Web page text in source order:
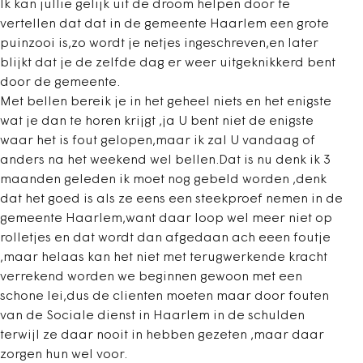
Ik kan jullie gelijk uit de droom helpen door te
vertellen dat dat in de gemeente Haarlem een grote
puinzooi is,zo wordt je netjes ingeschreven,en later
blijkt dat je de zelfde dag er weer uitgeknikkerd bent
door de gemeente.
Met bellen bereik je in het geheel niets en het enigste
wat je dan te horen krijgt ,ja U bent niet de enigste
waar het is fout gelopen,maar ik zal U vandaag of
anders na het weekend wel bellen.Dat is nu denk ik 3
maanden geleden ik moet nog gebeld worden ,denk
dat het goed is als ze eens een steekproef nemen in de
gemeente Haarlem,want daar loop wel meer niet op
rolletjes en dat wordt dan afgedaan ach eeen foutje
,maar helaas kan het niet met terugwerkende kracht
verrekend worden we beginnen gewoon met een
schone lei,dus de clienten moeten maar door fouten
van de Sociale dienst in Haarlem in de schulden
terwijl ze daar nooit in hebben gezeten ,maar daar
zorgen hun wel voor.